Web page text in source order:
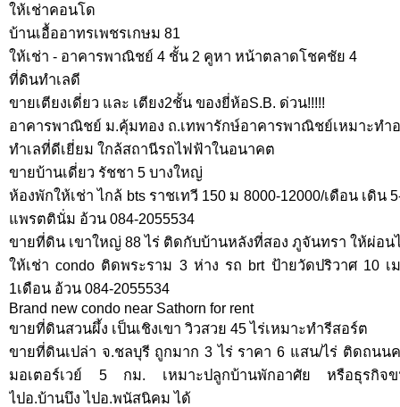
ให้เช่าคอนโด
บ้านเอื้ออาทรเพชรเกษม 81
ให้เช่า - อาคารพาณิชย์ 4 ชั้น 2 คูหา หน้าตลาดโชคชัย 4
ที่ดินทำเลดี
ขายเตียงเดี่ยว และ เตียง2ชั้น ของยี่ห้อS.B. ด่วน!!!!!
อาคารพาณิชย์ ม.คุ้มทอง ถ.เทพารักษ์อาคารพาณิชย์เหมาะทำ
ทำเลที่ดีเยี่ยม ใกล้สถานีรถไฟฟ้าในอนาคต
ขายบ้านเดี่ยว รัชชา 5 บางใหญ่
ห้องพักให้เช่า ไกล้ bts ราชเทวี 150 ม 8000-12000/เดือน เดิน
แพรตตินั่ม อ้วน 084-2055534
ขายที่ดิน เขาใหญ่ 88 ไร่ ติดกับบ้านหลังที่สอง ภูจันทรา ให้ผ่อน
ให้เช่า condo ติดพระราม 3 ห่าง รถ brt ป้ายวัดปริวาศ 10
1เดือน อ้วน 084-2055534
Brand new condo near Sathorn for rent
ขายที่ดินสวนผึ้ง เป็นเชิงเขา วิวสวย 45 ไร่เหมาะทำรีสอร์ต
ขายที่ดินเปล่า จ.ชลบุรี ถูกมาก 3 ไร่ ราคา 6 แสน/ไร่ ติดถน
มอเตอร์เวย์ 5 กม. เหมาะปลูกบ้านพักอาศัย หรือธุรกิจข
ไปอ.บ้านบึง ไปอ.พนัสนิคม ได้